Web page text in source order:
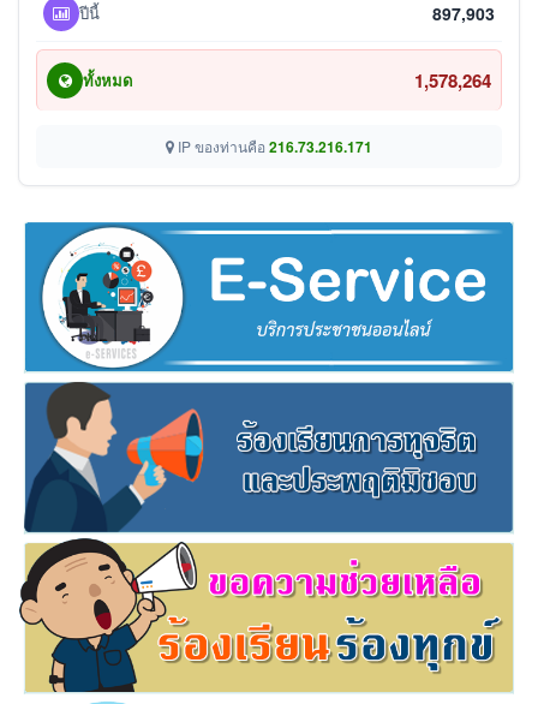
ปีนี้ 897,903
ทั้งหมด 1,578,264
IP ของท่านคือ 216.73.216.171